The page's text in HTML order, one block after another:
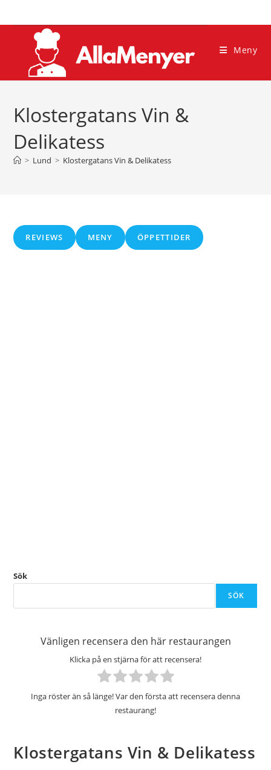
till
innehållet
Meny
Klostergatans Vin &
Delikatess
> Lund > Klostergatans Vin & Delikatess
REVIEWS MENY ÖPPETTIDER
Sök
SÖK
Vänligen recensera den här restaurangen
Klicka på en stjärna för att recensera!
Inga röster än så länge! Var den första att recensera denna
restaurang!
Klostergatans Vin & Delikatess